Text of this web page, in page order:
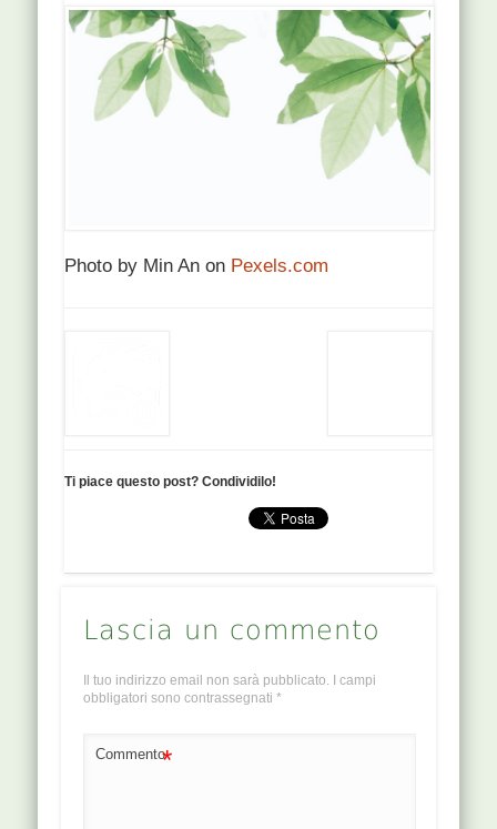
Photo by Min An on Pexels.com
Ti piace questo post? Condividilo!
Lascia un commento
Il tuo indirizzo email non sarà pubblicato.
I campi
obbligatori sono contrassegnati *
Commento*